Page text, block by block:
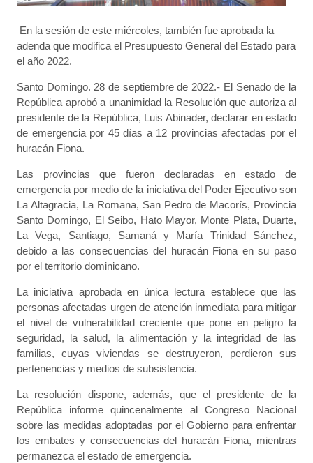
En la sesión de este miércoles, también fue aprobada la
adenda que modifica el Presupuesto General del Estado para
el año 2022.
Santo Domingo. 28 de septiembre de 2022.- El Senado de la
República aprobó a unanimidad la Resolución que autoriza al
presidente de la República, Luis Abinader, declarar en estado
de emergencia por 45 días a 12 provincias afectadas por el
huracán Fiona.
Las provincias que fueron declaradas en estado de
emergencia por medio de la iniciativa del Poder Ejecutivo son
La Altagracia, La Romana, San Pedro de Macorís, Provincia
Santo Domingo, El Seibo, Hato Mayor, Monte Plata, Duarte,
La Vega, Santiago, Samaná y María Trinidad Sánchez,
debido a las consecuencias del huracán Fiona en su paso
por el territorio dominicano.
La iniciativa aprobada en única lectura establece que las
personas afectadas urgen de atención inmediata para mitigar
el nivel de vulnerabilidad creciente que pone en peligro la
seguridad, la salud, la alimentación y la integridad de las
familias, cuyas viviendas se destruyeron, perdieron sus
pertenencias y medios de subsistencia.
La resolución dispone, además, que el presidente de la
República informe quincenalmente al Congreso Nacional
sobre las medidas adoptadas por el Gobierno para enfrentar
los embates y consecuencias del huracán Fiona, mientras
permanezca el estado de emergencia.